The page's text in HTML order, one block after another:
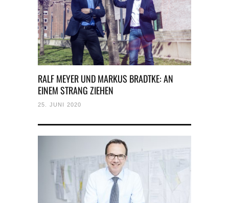
RALF MEYER UND MARKUS BRADTKE: AN
EINEM STRANG ZIEHEN
25. JUNI 2020